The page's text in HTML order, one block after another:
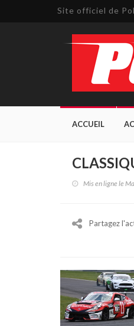
Site officiel de
ACCUEIL
Mis en ligne le
Partagez